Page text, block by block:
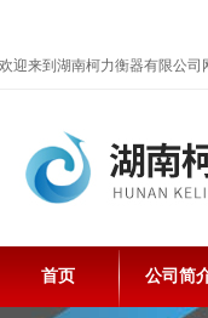
欢迎来到湖南柯力衡器有限公司
首页 公司简